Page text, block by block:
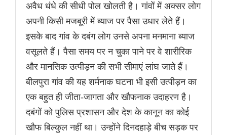
अवैध धंधे की सीधी पोल खोलती है। गांवों में अक्सर लोग
अपनी किसी मजबूरी में ब्याज पर पैसा उधार लेते हैं।
इसके बाद गांव के दबंग लोग उनसे अपना मनमाना ब्याज
वसूलते हैं। पैसा समय पर न चुका पाने पर वे शारीरिक
और मानसिक उत्पीड़न की सभी सीमाएं लांघ जाते हैं।
बीलपुरा गांव की यह शर्मनाक घटना भी इसी उत्पीड़न का
एक बहुत ही जीता-जागता और खौफनाक उदाहरण है।
दबंगों को पुलिस प्रशासन और देश के कानून का कोई
खौफ बिल्कुल नहीं था। उन्होंने दिनदहाड़े बीच सड़क पर